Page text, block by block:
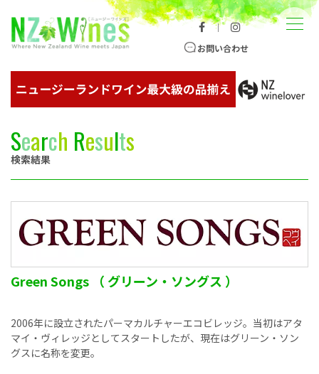
ニュージーランドワイン総合サイト
｜
お問い合わせ
メニュー
Search Results
検索結果
Green Songs （ グリーン・ソングス ）
2006年に設立されたパーマカルチャーエコビレッジ。当初はアタ
マイ・ヴィレッジとしてスタートしたが、現在はグリーン・ソン
グスに名称を変更。